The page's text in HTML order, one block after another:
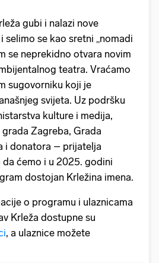
gubi i nalazi nove
selimo se kao sretni „nomadi
se neprekidno otvara novim
teatra. Vraćamo
sugovorniku koji je
svijeta. Uz podršku
kulture i medija,
Zagreba, Grada
i donatora – prijatelja
da ćemo i u 2025. godini
dostojan Krležina imena.
o programu i ulaznicama
Krleža dostupne su
, a ulaznice možete